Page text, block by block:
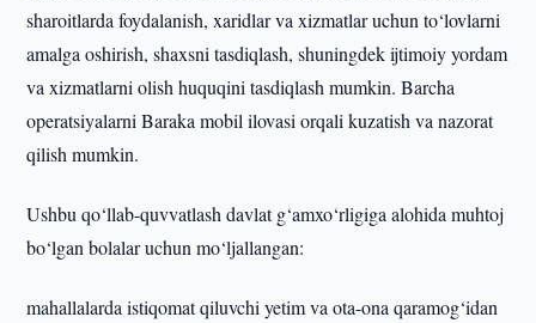
sharoitlarda foydalanish, xaridlar va xizmatlar uchun to‘lovlarni
amalga oshirish, shaxsni tasdiqlash, shuningdek ijtimoiy yordam
va xizmatlarni olish huquqini tasdiqlash mumkin. Barcha
operatsiyalarni Baraka mobil ilovasi orqali kuzatish va nazorat
qilish mumkin.
Ushbu qo‘llab-quvvatlash davlat g‘amxo‘rligiga alohida muhtoj
bo‘lgan bolalar uchun mo‘ljallangan:
mahallalarda istiqomat qiluvchi yetim va ota-ona qaramog‘idan